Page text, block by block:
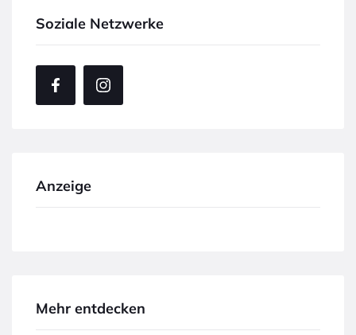
Soziale Netzwerke
Anzeige
Mehr entdecken